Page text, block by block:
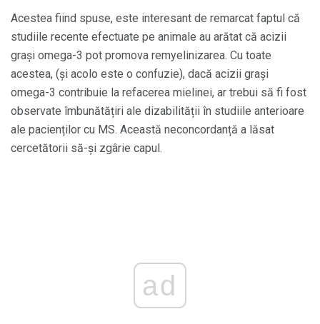
Acestea fiind spuse, este interesant de remarcat faptul că
studiile recente efectuate pe animale au arătat că acizii
grași omega-3 pot promova remyelinizarea. Cu toate
acestea, (și acolo este o confuzie), dacă acizii grași
omega-3 contribuie la refacerea mielinei, ar trebui să fi fost
observate îmbunătățiri ale dizabilității în studiile anterioare
ale pacienților cu MS. Această neconcordanță a lăsat
cercetătorii să-și zgârie capul.
ad